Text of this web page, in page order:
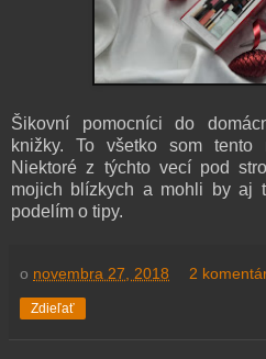
Šikovní pomocníci do
knižky. To všetko som tento
Niektoré z týchto vecí pod
mojich blízkych a mohli by aj
podelím o tipy.
o novembra 27, 2018 2
Zdieľať